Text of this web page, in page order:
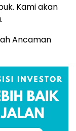
Kami akan
Ancaman